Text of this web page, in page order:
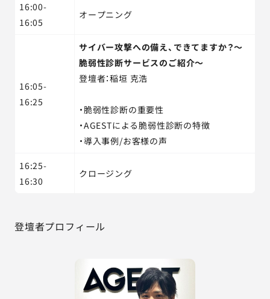
16:00-
16:05
オープニング
16:05-
16:25
サイバー攻撃への備え、できてますか？～
脆弱性診断サービスのご紹介～
登壇者：稲垣 克浩
・脆弱性診断の重要性
・AGESTによる脆弱性診断の特徴
・導入事例/お客様の声
16:25-
16:30
クロージング
登壇者プロフィール